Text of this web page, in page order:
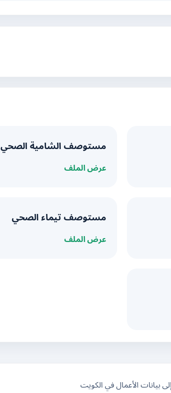
مستوصف الشامية الصحي
عرض الملف
مستوصف تيماء الصحي
عرض الملف
بيانات الأعمال في الكويت